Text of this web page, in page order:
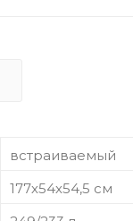
встраиваемый
177х54х54,5 см